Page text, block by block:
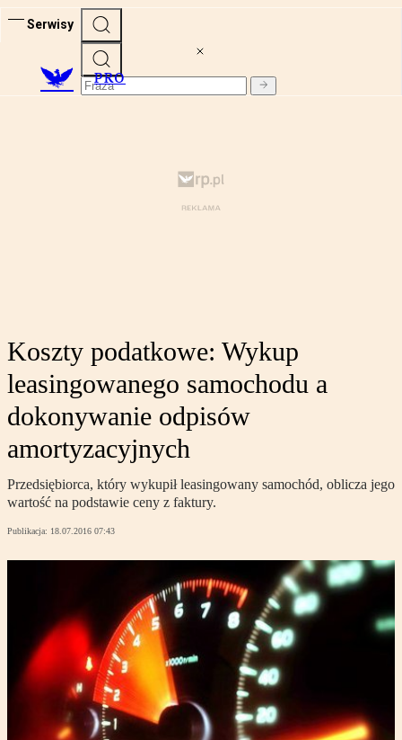
Serwisy
PRO
Koszty podatkowe: Wykup
leasingowanego samochodu a
dokonywanie odpisów
amortyzacyjnych
Przedsiębiorca, który wykupił leasingowany samochód, oblicza jego
wartość na podstawie ceny z faktury.
Publikacja: 18.07.2016 07:43